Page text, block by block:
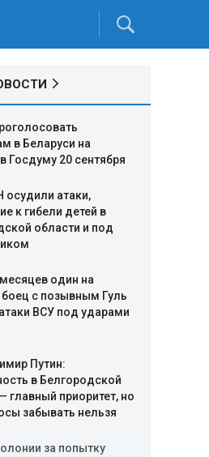
в Беларуси на
Госдуму 20 сентября
осудили атаки,
к гибели детей в
области и под
один на
боец с позывным Гуль
ВСУ под ударами
Путин:
в Белгородской
главный приоритет, но
забывать нельзя
за попытку